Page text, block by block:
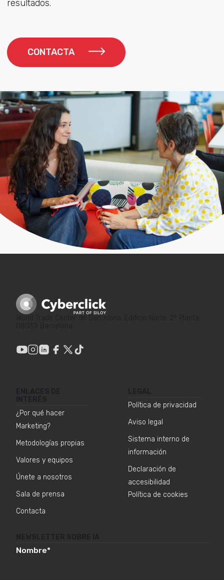
resultados.
CONTACTA
¿Por qué hacer
Marketing?
Metodologías propias
Valores y equipos
Únete a nosotros
Sala de prensa
Contacta
Política de privacidad
Aviso legal
Sistema interno de
información
Declaración de
accesibilidad
Política de cookies
Nombre*